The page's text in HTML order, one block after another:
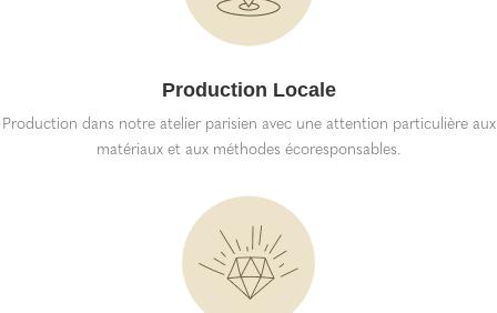
Production Locale
Production dans notre atelier parisien avec une attention particulière aux
matériaux et aux méthodes écoresponsables.